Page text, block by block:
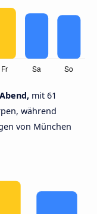
Abend, mit 61
während
von München